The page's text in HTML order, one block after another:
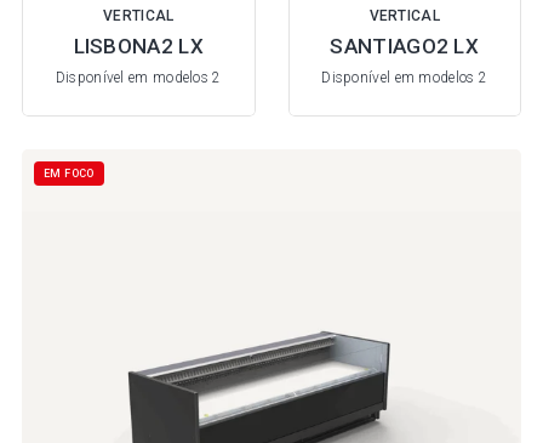
VERTICAL
LISBONA2 LX
Disponível em modelos 2
VERTICAL
SANTIAGO2 LX
Disponível em modelos 2
EM FOCO